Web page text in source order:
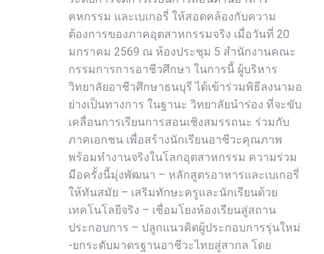
คหกรรม และเบเกอรี่ ให้สอดคล้องกับความ
ต้องการของภาคอุตสาหกรรมจริง เมื่อวันที่ 20
มกราคม 2569 ณ ห้องประชุม 5 สำนักงานคณะ
กรรมการการอาชีวศึกษา ในการนี้ ผู้บริหาร
วิทยาลัยอาชีวศึกษาธนบุรี ได้เข้าร่วมพิธีลงนามอ
ย่างเป็นทางการ ในฐานะ วิทยาลัยนำร่อง ที่จะขับ
เคลื่อนการเรียนการสอนเชิงสมรรถนะ ร่วมกับ
ภาคเอกชน เพื่อสร้างนักเรียนอาชีวะคุณภาพ
พร้อมทำงานจริงในโลกอุตสาหกรรม ความร่วม
มือครั้งนี้มุ่งพัฒนา – หลักสูตรอาหารและเบเกอรี่
ให้ทันสมัย – เสริมทักษะครูและนักเรียนด้วย
เทคโนโลยีจริง – เชื่อมโยงห้องเรียนสู่สถาน
ประกอบการ – ปลูกแนวคิดผู้ประกอบการรุ่นใหม่
-ยกระดับมาตรฐานอาชีวะไทยสู่สากล โดย